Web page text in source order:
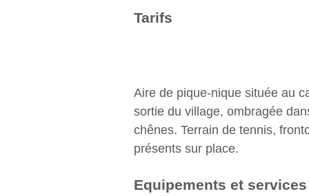
Tarifs
Aire de pique-nique située au
sortie du village, ombragée
chênes. Terrain de tennis,
présents sur place.
Equipements et services